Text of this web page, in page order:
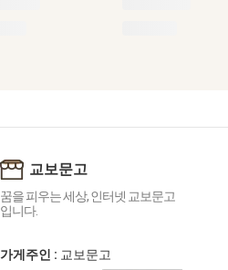
교보문고
꿈을 피우는 세상, 인터넷 교보문고
입니다.
가게주인 : 교보문고